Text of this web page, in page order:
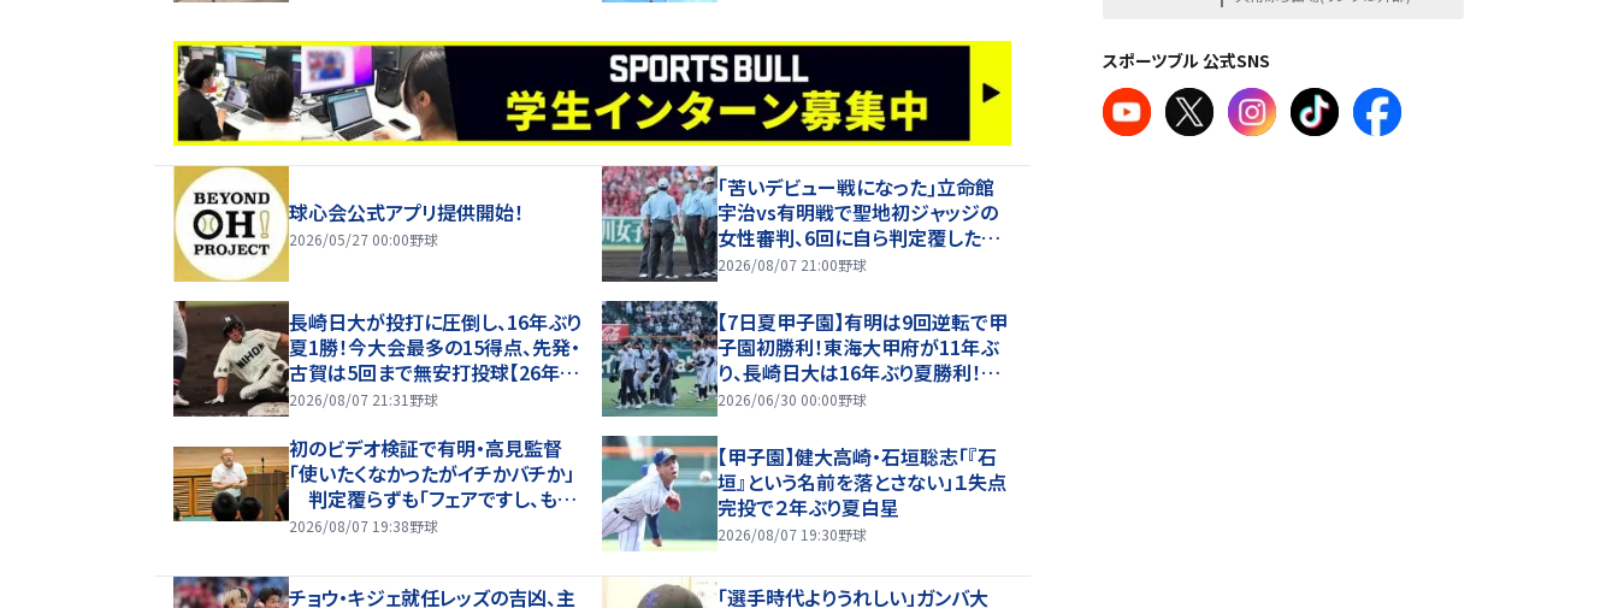
球心会公式アプリ提供開始！
2026/05/27 00:00野球
｢苦いデビュー戦になった｣立命館
宇治vs有明戦で聖地初ジャッジの
女性審判、6回に自ら判定覆したプ
レーを謝罪【26年夏甲子園】
2026/08/07 21:00野球
長崎日大が投打に圧倒し、16年ぶり
夏1勝！今大会最多の15得点、先発・
古賀は5回まで無安打投球【26年夏
甲子園】
2026/08/07 21:31 野球
【7日夏甲子園】有明は9回逆転で甲
子園初勝利！東海大甲府が11年ぶ
り、長崎日大は16年ぶり夏勝利！健
大高崎・石垣が11K完投！
2026/06/30 00:00野球
初のビデオ検証で有明・高見監督
「使いたくなかったがイチかバチか」
判定覆らずも「フェアですし、もや
もやすることなく次にいける」と納得
2026/08/07 19:38野球
【甲子園】健大高崎・石垣聡志「『石
垣』という名前を落とさない」１失点
完投で２年ぶり夏白星
2026/08/07 19:30野球
チョウ・キジェ就任レッズの吉凶、主 「選手時代よりうれしい」ガンバ大
スポーツブル 公式SNS